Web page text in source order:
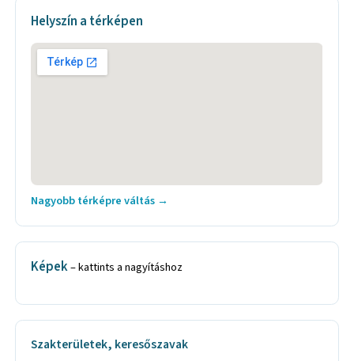
Helyszín a térképen
Nagyobb térképre váltás →
Képek– kattints a nagyításhoz
Szakterületek, keresőszavak